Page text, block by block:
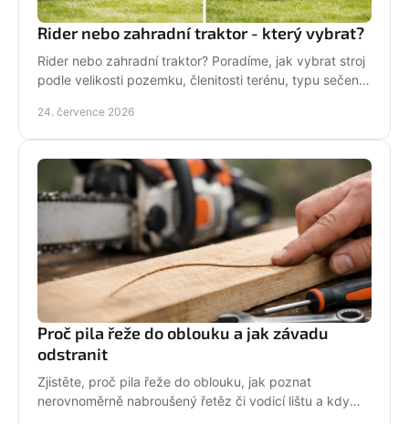
Rider nebo zahradní traktor - který vybrat?
Rider nebo zahradní traktor? Poradíme, jak vybrat stroj
podle velikosti pozemku, členitosti terénu, typu sečení
24. července 2026
Proč pila řeže do oblouku a jak závadu
odstranit
Zjistěte, proč pila řeže do oblouku, jak poznat
nerovnoměrně nabroušený řetěz či vodicí lištu a kdy